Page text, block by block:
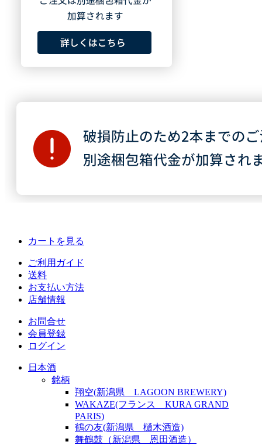
カートを見る
ご利用ガイド
送料
お支払い方法
店舗情報
お問合せ
会員登録
ログイン
日本酒
銘柄
翔空(新潟県 LAGOON BREWERY)
WAKAZE(フランス KURA GRAND
PARIS)
鶴の友(新潟県 樋木酒造)
舞鶴鼓（新潟県 恩田酒造）